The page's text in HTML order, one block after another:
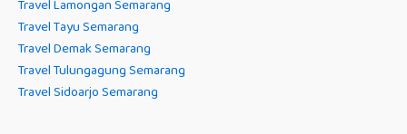
Travel Lamongan Semarang
Travel Tayu Semarang
Travel Demak Semarang
Travel Tulungagung Semarang
Travel Sidoarjo Semarang